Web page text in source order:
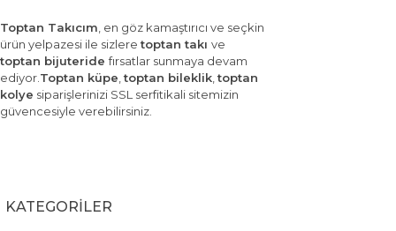
Toptan Takıcım, en göz kamaştırıcı ve seçkin
ürün yelpazesi ile sizleretoptan takı ve
toptan bijuteridefırsatlar sunmaya devam
ediyor.Toptan küpe,toptan bileklik,toptan
kolye siparişlerinizi SSL serfitikali sitemizin
güvencesiyle verebilirsiniz.
KATEGORİLER